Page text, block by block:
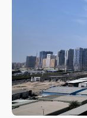
故宮《龍藏經
周六起展出延
台東農業處長
押庭
父親節泡湯了
雨熱區曝